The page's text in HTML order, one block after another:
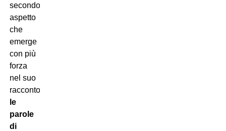
secondo
aspetto
che
emerge
con più
forza
nel suo
racconto:
le
parole
di